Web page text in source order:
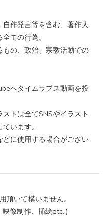
自作発言等を含む、著作人
ての行為。
もの、政治、宗教活動での
へタイムラプス動画を投
トは全てSNSやイラスト
います。
に使用する場合がござい
頂いて構いません。
像制作、挿絵etc..)